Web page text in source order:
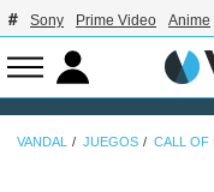
Sony Prime Video Anime
VANDAL JUEGOS CALL OF